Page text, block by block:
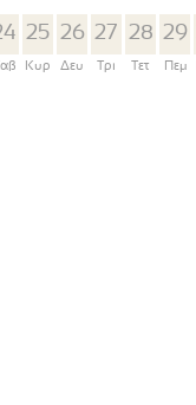
25
Κυρ
26
Δευ
27
Τρι
28
Τετ
29
Πεμ